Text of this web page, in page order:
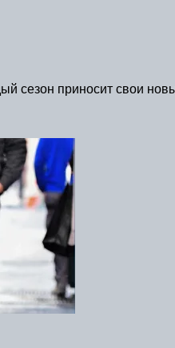
сезон приносит свои